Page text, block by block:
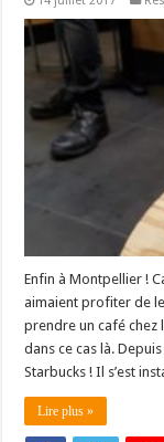
Enfin à Montpellier !
aimaient profiter de
prendre un café chez
dans ce cas là.
Starbucks ! Il s’est
Lire plus »